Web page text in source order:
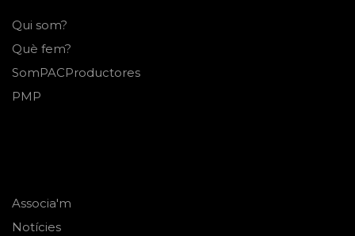
Qui som?
Què fem?
SomPACProductores
PMP
Associa'm
Notícies